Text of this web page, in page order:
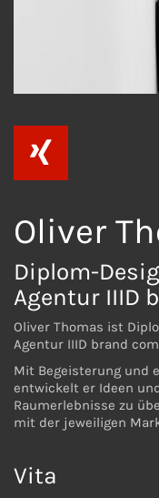
Oliver
Diplom-
Agentur IIID
Oliver Thomas ist
Agentur IIID brand
Mit Begeisterung und
entwickelt er Ideen
Raumerlebnisse zu
mit der jeweiligen
Vita